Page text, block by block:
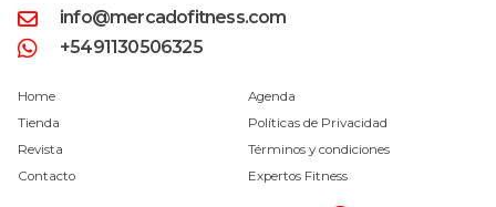
info@mercadofitness.com
+5491130506325
Home
Tienda
Revista
Contacto
Agenda
Políticas de Privacidad
Términos y condiciones
Expertos Fitness